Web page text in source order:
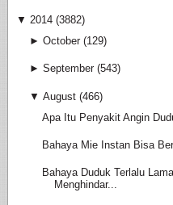
▼ 2014 (3882)
► October (129)
► September (543)
▼ August (466)
Apa Itu Penyakit Angin
Bahaya Mie Instan Bisa
Bahaya Duduk Terlalu
Menghindar...